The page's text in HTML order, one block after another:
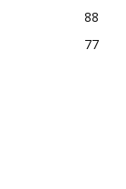
88
77